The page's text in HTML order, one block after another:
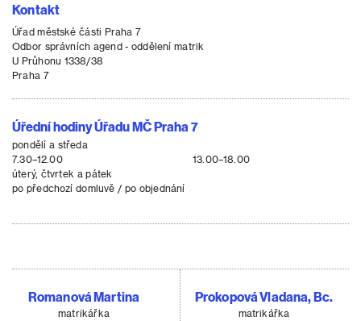
Kontakt
Úřad městské části Praha 7
Odbor správních agend - oddělení matrik
U Průhonu 1338/38
Praha 7
Úřední hodiny Úřadu MČ Praha 7
pondělí a středa
7.30–12.00
13.00–18.00
úterý, čtvrtek a pátek
po předchozí domluvě / po objednání
Romanová Martina
matrikářka
Prokopová Vladana, Bc.
matrikářka